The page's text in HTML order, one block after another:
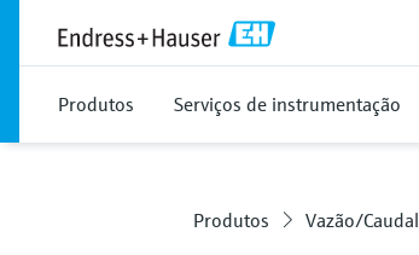
Produtos Serviços de instrumentação
Produtos Vazão/Caudal